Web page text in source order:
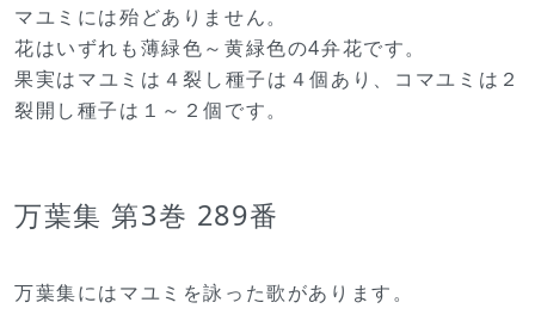
マユミには殆どありません。
花はいずれも薄緑色～黄緑色の4弁花です。
果実はマユミは４裂し種子は４個あり、コマユミは２
裂開し種子は１～２個です。
万葉集 第3巻 289番
万葉集にはマユミを詠った歌があります。